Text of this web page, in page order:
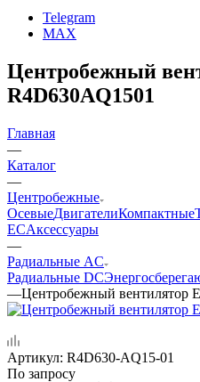
Telegram
MAX
Центробежный
R4D630AQ1501
Главная
—
Каталог
—
Центробежные
ОсевыеДвигателиКомпактные
ECАксессуары
—
Радиальные AC
Радиальные DC
—Центробежный вентилятор
Артикул: R4D630-AQ15-01
По запросу